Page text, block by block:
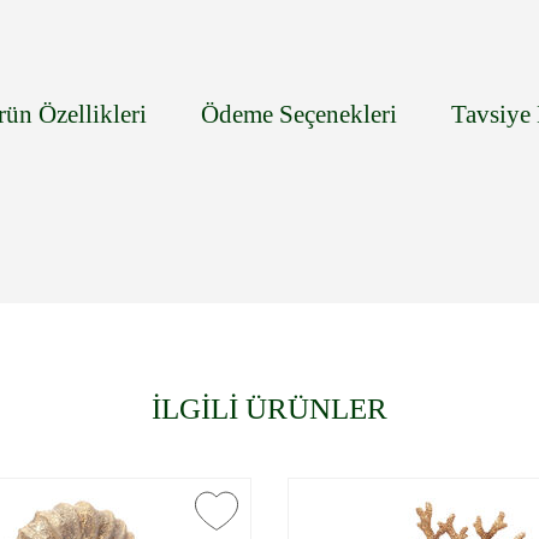
Özellikleri Ödeme Seçenekleri Tavsiye
İLGİLİ ÜRÜNLER